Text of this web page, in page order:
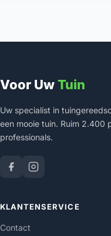
Voor UwTuin
Uw specialist in
een mooie tuin. Ruim 2.400
professionals.
KLANTENSERVICE
Contact